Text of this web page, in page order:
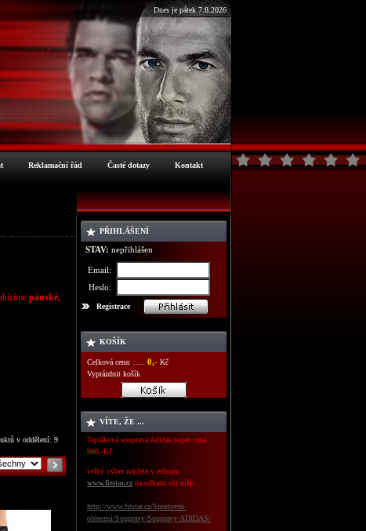
Dnes je pátek 7.8.2026
Reklamační řád Časté dotazy Kontakt
ADIDAS
pánské,
v oddělení: 9
PŘIHLÁŠENÍ
STAV: nepřihlášen
Email:
Heslo:
Registrace
KOŠÍK
Celková cena: ..... 0,- Kč
Vyprázdnit košík
VÍTE, ŽE ...
Tepláková souprava Adidas,super cena
990,-Kč
velký výber najdete v eshopu
www.fitstar.cz na odkazu viz níže:
http://www.fitstar.cz/Sportovni-
obleceni/Soupravy/Soupravy-ADIDAS/